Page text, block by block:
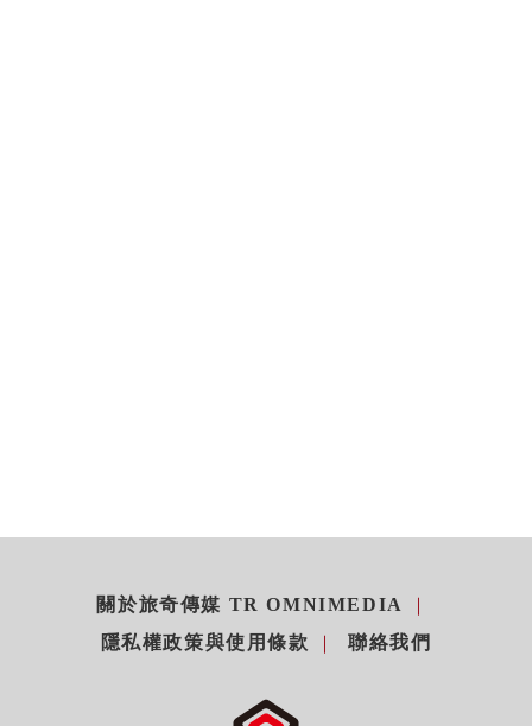
關於旅奇傳媒 TR OMNIMEDIA
隱私權政策與使用條款
聯絡我們